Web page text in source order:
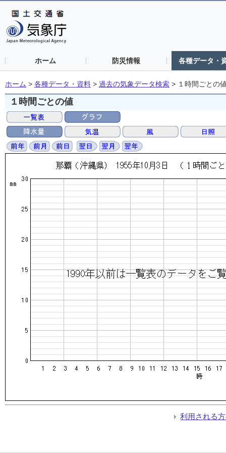
ホーム 防災情報 各種データ・
ホーム > 各種データ・資料 > 過去の気象データ検索 > １時間ごとの
１時間ごとの値
利用される